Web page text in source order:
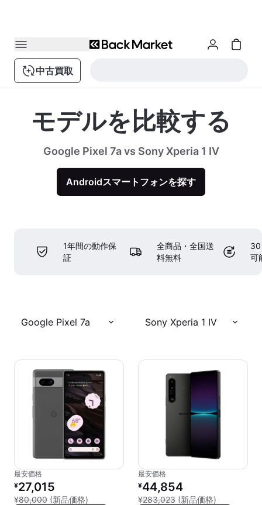
中古買取
モデルを比較する
Google Pixel 7a vs Sony Xperia 1 IV
Androidスマートフォンを探す
1年間の動作保
証
全商品・全国送
料無料
30
可
Google Pixel 7a Sony Xperia 1 IV
最安価格
リファービッシュ品の価格：
¥27,015
¥80,000 (新品価格) 新品との比較：¥80,000
最安価格
リファービッシュ品の価格：
¥44,854
¥283,023 (新品価格)